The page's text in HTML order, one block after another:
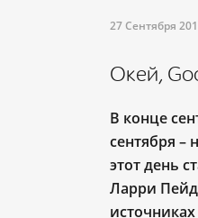
27 Сентября
Окей,
В конце
сентября –
этот день
Ларри